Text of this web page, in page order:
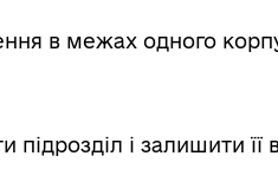
в межах одного
і залишити її